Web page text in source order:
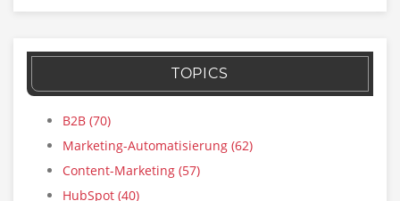
TOPICS
B2B (70)
Marketing-Automatisierung (62)
Content-Marketing (57)
HubSpot (40)